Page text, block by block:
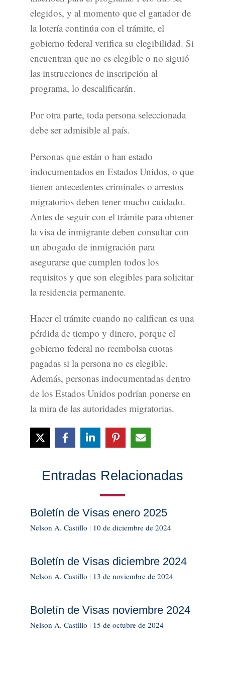
elegidos, y al momento que el ganador de
la lotería continúa con el trámite, el
gobierno federal verifica su elegibilidad. Si
encuentran que no es elegible o no siguió
las instrucciones de inscripción al
programa, lo descalificarán.
Por otra parte, toda persona seleccionada
debe ser admisible al país.
Personas que están o han estado
indocumentados en Estados Unidos, o que
tienen antecedentes criminales o arrestos
migratorios deben tener mucho cuidado.
Antes de seguir con el trámite para obtener
la visa de inmigrante deben consultar con
un abogado de inmigración para
asegurarse que cumplen todos los
requisitos y que son elegibles para solicitar
la residencia permanente.
Hacer el trámite cuando no califican es una
pérdida de tiempo y dinero, porque el
gobierno federal no reembolsa cuotas
pagadas si la persona no es elegible.
Además, personas indocumentadas dentro
de los Estados Unidos podrían ponerse en
la mira de las autoridades migratorias.
Entradas Relacionadas
Boletín de Visas enero 2025
Nelson A. Castillo | 10 de diciembre de 2024
Boletín de Visas diciembre 2024
Nelson A. Castillo | 13 de noviembre de 2024
Boletín de Visas noviembre 2024
Nelson A. Castillo | 15 de octubre de 2024